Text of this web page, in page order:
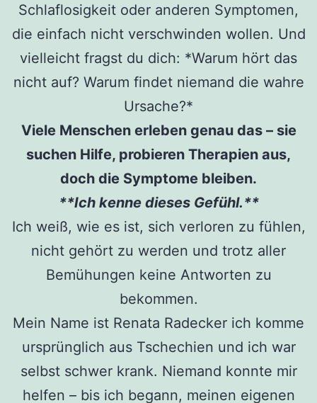
Schlaflosigkeit oder anderen Symptomen,
die einfach nicht verschwinden wollen. Und
vielleicht fragst du dich: *Warum hört das
nicht auf? Warum findet niemand die wahre
Ursache?*
Viele Menschen erleben genau das – sie
suchen Hilfe, probieren Therapien aus,
doch die Symptome bleiben.
**Ich kenne dieses Gefühl.**
Ich weiß, wie es ist, sich verloren zu fühlen,
nicht gehört zu werden und trotz aller
Bemühungen keine Antworten zu
bekommen.
Mein Name ist Renata Radecker ich komme
ursprünglich aus Tschechien und ich war
selbst schwer krank. Niemand konnte mir
helfen – bis ich begann, meinen eigenen